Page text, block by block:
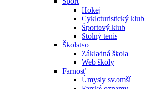
Hokej
Cykloturistický klub
Športový klub
Stolný tenis
Školstvo
Základná škola
Web školy
Farnosť
Úmysly sv.omší